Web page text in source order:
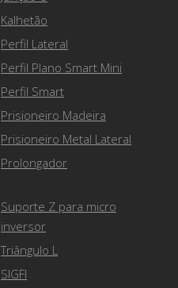
Kalhetão
Perfil Lateral
Perfil Plano Smart Mini
Perfil Smart
Prisioneiro Madeira
Prisioneiro Metal Lateral
Prolongador
Suporte Z para micro
inversor
Triângulo L
SIGFI